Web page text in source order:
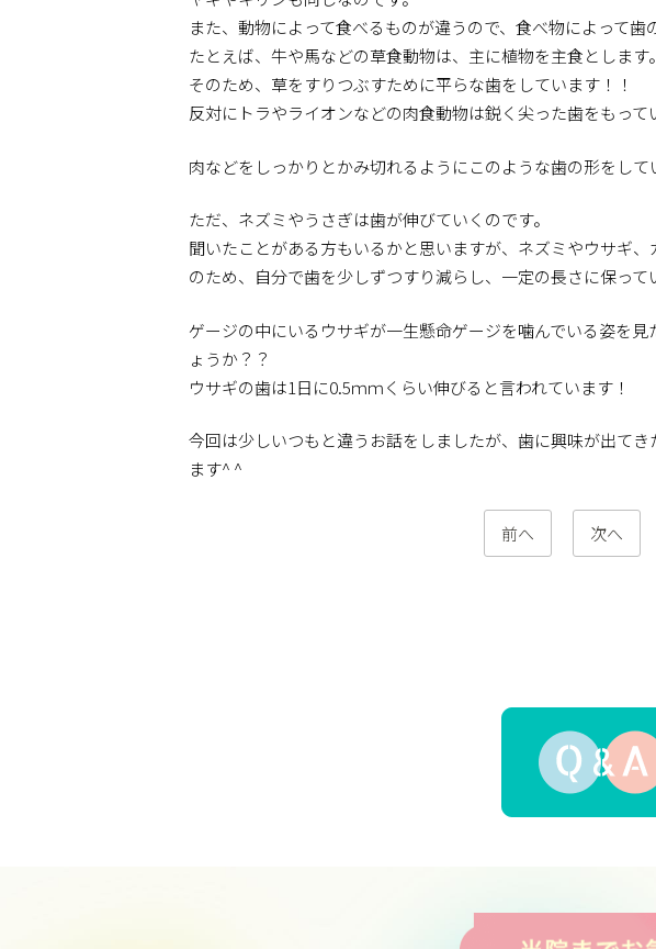
また、動物によって食べるものが違うので、食べ物によって歯
たとえば、牛や馬などの草食動物は、主に植物を主食とします。
そのため、草をすりつぶすために平らな歯をしています！！
反対にトラやライオンなどの肉食動物は鋭く尖った歯をもって
肉などをしっかりとかみ切れるようにこのような歯の形をして
ただ、ネズミやうさぎは歯が伸びていくのです。
聞いたことがある方もいるかと思いますが、ネズミやウサギ
のため、自分で歯を少しずつすり減らし、一定の長さに保って
ゲージの中にいるウサギが一生懸命ゲージを噛んでいる姿を
ょうか？？
ウサギの歯は1日に0.5ｍｍくらい伸びると言われています！
今回は少しいつもと違うお話をしましたが、歯に興味が出て
ます^ ^
前へ 次へ